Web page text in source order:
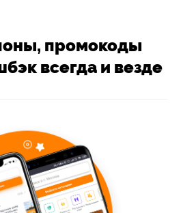
промокоды
всегда и везде